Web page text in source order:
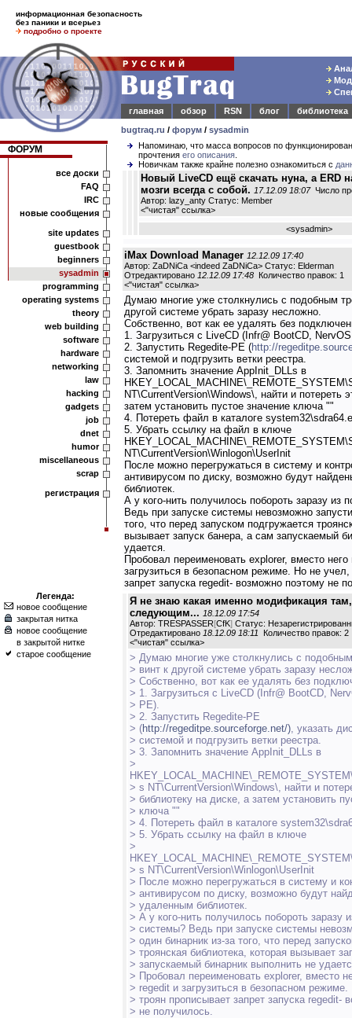
информационная безопасность
без паники и всерьез
подробно о проекте
главная
обзор RSN блог
библиотека
bugtraq.ru / форум / sysadmin
ФОРУМ
все доски
FAQ
IRC
новые сообщения
site updates
guestbook
beginners
sysadmin
programming
operating systems
theory
web building
software
hardware
networking
law
hacking
gadgets
job
dnet
humor
miscellaneous
scrap
регистрация
Легенда:
новое сообщение
закрытая нитка
новое сообщение
в закрытой нитке
старое сообщение
Напоминаю, что масса вопросов по
прочтения его описания
Новичкам также крайне полезно ознакомиться с
Новый LiveCD ещё скачать нуна, а ERD
мозги всегда с собой. 17.12.09 18:07Число
Автор: lazy_anty Статус: Member
<"чистая" ссылка>
<sysadmin>
iMax Download Manager 12.12.09 17:40
Автор: ZaDNiCa <indeed ZaDNiCa> Статус: Elderman
Отредактировано 12.12.09 17:48 Количество правок: 1
<"чистая" ссылка>
Думаю многие уже столкнулись с подобным
другой системе убрать заразу несложно.
Собственно, вот как ее удалять без
1. Загрузиться с LiveCD (Infr@ BootCD,
2. Запустить Regedite-PE (http://
системой и подгрузить ветки реестра.
3. Запомнить значение AppInit_DLLs в
NT\CurrentVersion\Windows\, найти и потереть
затем установить пустое значение ключа ""
4. Потереть файл в каталоге
5. Убрать ссылку на файл в ключе
NT\CurrentVersion\Winlogon\UserInit
После можно перегружаться в систему и
антивирусом по диску, возможно будут
библиотек.
А у кого-нить получилось побороть заразу из
Ведь при запуске системы невозможно
того, что перед запуском подгружается
вызывает запуск банера, а сам запускаемый
удается.
Пробовал переименовать explorer, вместо
загрузиться в безопасном режиме. Но не
запрет запуска regedit- возможно поэтому не
Я не знаю какая именно модификация
следующим... 18.12.09 17:54
Автор: TRESPASSER[CfK] Статус:
Отредактировано 18.12.09 18:11 Количество правок: 2
<"чистая" ссылка>
> Думаю многие уже столкнулись с
> винт к другой системе убрать заразу
> Собственно, вот как ее удалять без
> 1. Загрузиться с LiveCD (Infr@ BootCD,
> PE).
> 2. Запустить Regedite-PE
> (http://regeditpe.sourceforge.net/), указать
> системой и подгрузить ветки реестра.
> 3. Запомнить значение AppInit_DLLs в
>
> s NT\CurrentVersion\Windows\, найти и
> библиотеку на диске, а затем установить
> ключа ""
> 4. Потереть файл в каталоге
> 5. Убрать ссылку на файл в ключе
>
> s NT\CurrentVersion\Winlogon\UserInit
> После можно перегружаться в систему и
> антивирусом по диску, возможно будут
> удаленным библиотек.
> А у кого-нить получилось побороть заразу
> системы? Ведь при запуске системы
> один бинарник из-за того, что перед
> троянская библиотека, которая вызывает
> запускаемый бинарник выполнить не
> Пробовал переименовать explorer, вместо
> regedit и загрузиться в безопасном
> троян прописывает запрет запуска regedit-
> не получилось.